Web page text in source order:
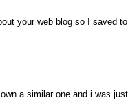
your web blog so I saved
a similar one and i was